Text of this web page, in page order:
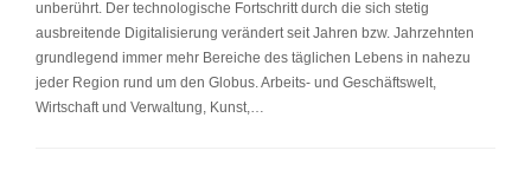
unberührt. Der technologische Fortschritt durch die sich stetig
ausbreitende Digitalisierung verändert seit Jahren bzw. Jahrzehnten
grundlegend immer mehr Bereiche des täglichen Lebens in nahezu
jeder Region rund um den Globus. Arbeits- und Geschäftswelt,
Wirtschaft und Verwaltung, Kunst,…